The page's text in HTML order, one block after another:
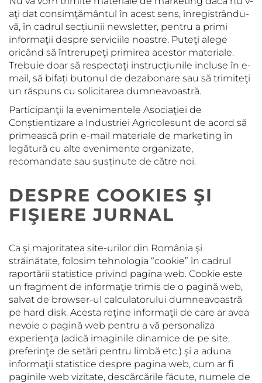
aţi dat consimţământul în acest sens, înregistrându-
vă, în cadrul secțiunii newsletter, pentru a primi
informaţii despre serviciile noastre. Puteţi alege
oricând să întrerupeţi primirea acestor materiale.
Trebuie doar să respectaţi instrucţiunile incluse în e-
mail, să bifați butonul de dezabonare sau să trimiteţi
un răspuns cu solicitarea dumneavoastră.
Participanţii la evenimentele Asociaţiei de
Conștientizare a Industriei Agricolesunt de acord să
primească prin e-mail materiale de marketing în
legătură cu alte evenimente organizate,
recomandate sau susținute de către noi.
DESPRE COOKIES ŞI
FIŞIERE JURNAL
Ca şi majoritatea site-urilor din România şi
străinătate, folosim tehnologia “cookie” în cadrul
raportării statistice privind pagina web. Cookie este
un fragment de informaţie trimis de o pagină web,
salvat de browser-ul calculatorului dumneavoastră
pe hard disk. Acesta reţine informaţii de care ar avea
nevoie o pagină web pentru a vă personaliza
experienţa (adică imaginile dinamice de pe site,
preferinţe de setări pentru limbă etc.) şi a aduna
informaţii statistice despre pagina web, cum ar fi
paginile web vizitate, descărcările făcute, numele de